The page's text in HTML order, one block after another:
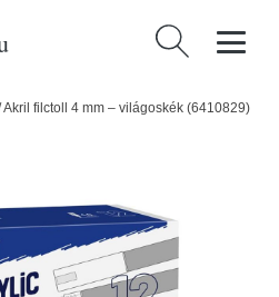
Keresés:
Akril filctoll 4 mm – világoskék (6410829)